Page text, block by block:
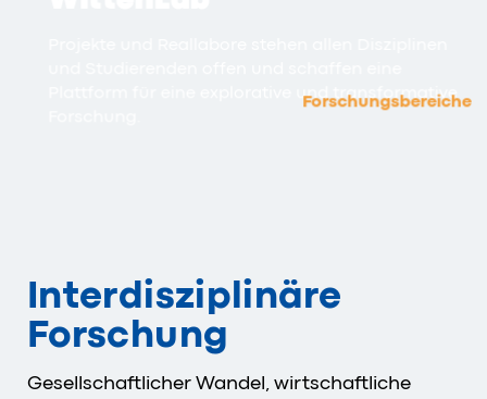
Plattform für eine explorative und transformative
Forschungsbereiche
Interdisziplinäre
Forschung
Gesellschaftlicher Wandel, wirtschaftliche